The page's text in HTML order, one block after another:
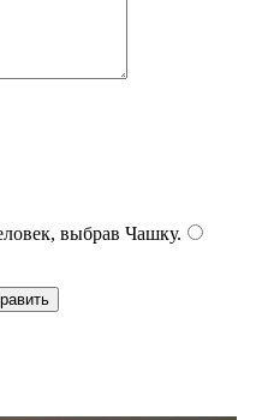
выбрав Чашку.